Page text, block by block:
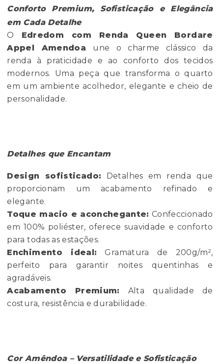
Conforto Premium, Sofisticação e Elegância
em Cada Detalhe
O Edredom com Renda Queen Bordare
Appel Amendoa une o charme clássico da
renda à praticidade e ao conforto dos tecidos
modernos. Uma peça que transforma o quarto
em um ambiente acolhedor, elegante e cheio de
personalidade.
Detalhes que Encantam
Design sofisticado: Detalhes em renda que
proporcionam um acabamento refinado e
elegante.
Toque macio e aconchegante: Confeccionado
em 100% poliéster, oferece suavidade e conforto
para todas as estações.
Enchimento ideal: Gramatura de 200g/m²,
perfeito para garantir noites quentinhas e
agradáveis.
Acabamento Premium: Alta qualidade de
costura, resistência e durabilidade.
Cor Amêndoa – Versatilidade e Sofisticação